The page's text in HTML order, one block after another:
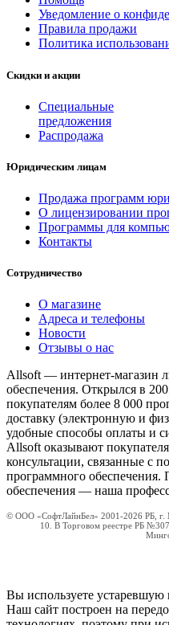
Уведомление о
Правила продажи
Политика
Скидки и акции
Специальные
предложения
Распродажа
Юридическим лицам
Продажа программ
О лицензировании
Программы для
Контакты
Сотрудничество
О магазине
Адреса и телефоны
Новости
Отзывы о нас
Allsoft — интернет-магазин
обеспечения. Открылся в
покупателям более 8 000
доставку (электронную и
удобные способы оплаты и
Allsoft оказывают
консультации, связанные с
программного
обеспечения — наша
© ООО «СофтЛайнБел» 2001-2026 РБ, г.
10. В Торговом реестре РБ
Вы используете устаревшую
Наш сайт построен на